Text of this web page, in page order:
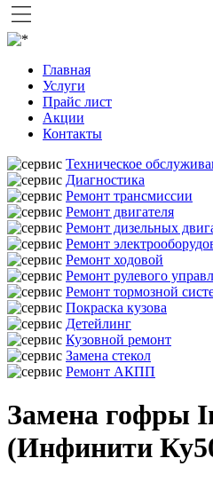
Главная
Услуги
Прайс лист
Акции
Контакты
Техническое
Диагностика
Ремонт трансмиссии
Ремонт двигателя
Ремонт дизельных
Ремонт
Ремонт ходовой
Ремонт рулевого
Ремонт тормозной
Покраска кузова
Детейлинг
Кузовной ремонт
Замена стекол
Ремонт АКПП
Замена гофры
(Инфинити